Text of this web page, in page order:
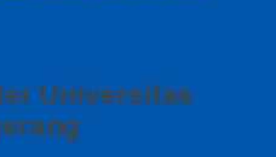
Universitas